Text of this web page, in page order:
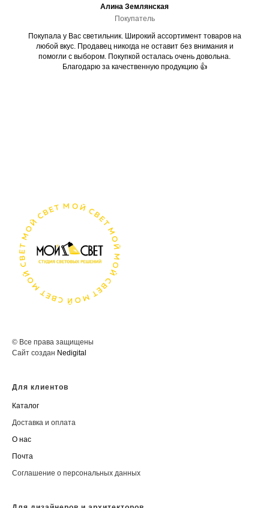
Алина Землянская
Покупатель
Покупала у Вас светильник. Широкий ассортимент товаров на
любой вкус. Продавец никогда не оставит без внимания и
помогли с выбором. Покупкой осталась очень довольна.
Благодарю за качественную продукцию 👍
© Все права защищены
Сайт создан Nedigital
Для клиентов
Каталог
Доставка и оплата
О нас
Почта
Соглашение о персональных данных